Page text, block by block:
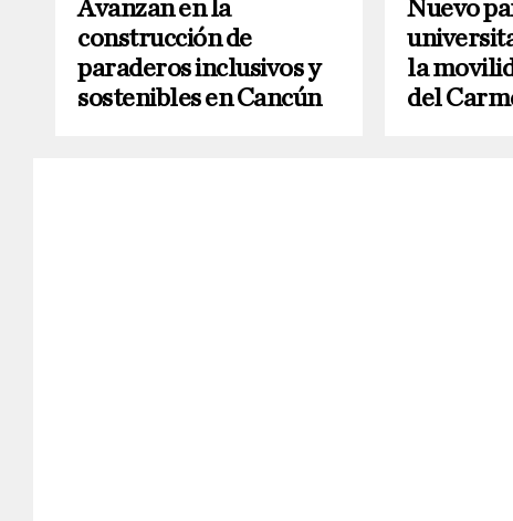
Avanzan en la
construcción de
paraderos inclusivos y
sostenibles en Cancún
Nuevo
la
del